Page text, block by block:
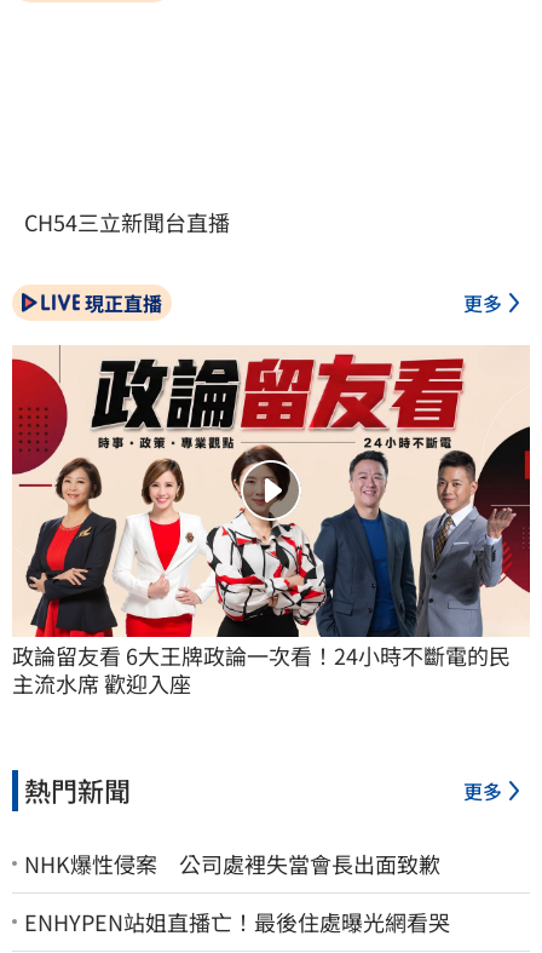
CH54三立新聞台直播
現正直播 更多
政論留友看 6大王牌政論一次看！24小時不斷電的民
主流水席 歡迎入座
熱門新聞 更多
NHK爆性侵案 公司處裡失當會長出面致歉
ENHYPEN站姐直播亡！最後住處曝光網看哭